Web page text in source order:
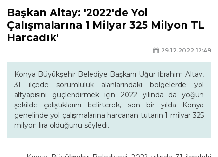
Başkan Altay: '2022'de Yol
Çalışmalarına 1 Milyar 325 Milyon TL
Harcadık'
29.12.2022 12:49
Konya Büyükşehir Belediye Başkanı Uğur İbrahim Altay,
31 ilçede sorumluluk alanlarındaki bölgelerde yol
altyapısını güçlendirmek için 2022 yılında da yoğun
şekilde çalıştıklarını belirterek, son bir yılda Konya
genelinde yol çalışmalarına harcanan tutarın 1 milyar 325
milyon lira olduğunu söyledi.